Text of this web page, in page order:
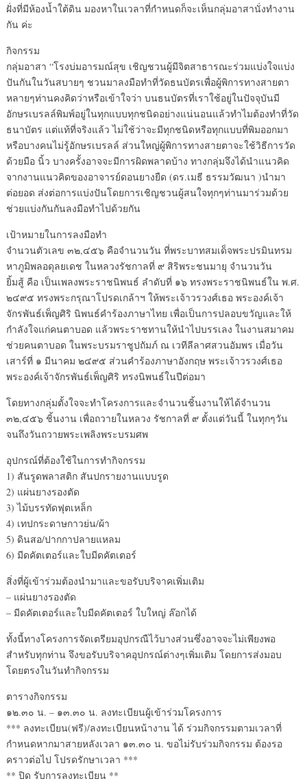
ฝั่งที่มีห้องน้ำใต้ดิน มองหาในเวลาที่กำหนดก็จะเห็นกลุ่มอาสานั่งทำงาน
กัน ค่ะ
กิจกรรม
กลุ่มอาสา “โรงบ่มอารมณ์สุข เชิญชวนผู้มีจิตสาธารณะร่วมแบ่งใจแบ่ง
ปันกันในวันสบายๆ ชวนมาลงมือทำที่วัดธนบัตรเพื่อผู้พิการทางสายตา
หลายๆท่านคงคิดว่าหรือเข้าใจว่า บนธนบัตรที่เราใช้อยู่ในปัจจุบันมี
อักษรเบรลล์พิมพ์อยู่ในทุกแบบทุกชนิดอย่างแน่นอนแล้วทำไมต้องทำที่วัด
ธนาบัตร แต่แท้ที่จริงแล้ว ไม่ใช้ว่าจะมีทุกชนิดหรือทุกแบบที่พิมออกมา
หรือบางคนไม่รู้อักษรเบรลล์ ส่วนใหญ่ผู้พิการทางสายตาจะใช้วิธีการวัด
ด้วยมือ นิ้ว บางครั้งอาจจะมีการผิดพลาดบ้าง ทางกลุ่มจึงได้นำแนวคิด
จากงานแนวคิดของอาจารย์ดอนยางยืด (ดร.เมธี ธรรมวัฒนา )นำมา
ต่อยอด ส่งต่อการแบ่งปันโดยการเชิญชวนผู้สนใจทุกๆท่านมาร่วมด้วย
ช่วยแบ่งกันกันลงมือทำไปด้วยกัน
เป้าหมายในการลงมือทำ
จำนวนตัวเลข ๓๒,๔๕๖ คือจำนวนวัน ที่พระบาทสมเด็จพระปรมินทรม
หาภูมิพลอดุลยเดช ในหลวงรัชกาลที่ ๙ สิริพระชนมายุ จำนวนวัน
ยิ้มสู้ คือ เป็นเพลงพระราชนิพนธ์ ลำดับที่ ๑๖ ทรงพระราชนิพนธ์ใน พ.ศ.
๒๔๙๕ ทรงพระกรุณาโปรดเกล้าฯ ให้พระเจ้าวรวงศ์เธอ พระองค์เจ้า
จักรพันธ์เพ็ญศิริ นิพนธ์คำร้องภาษาไทย เพื่อเป็นการปลอบขวัญและให้
กำลังใจแก่คนตาบอด แล้วพระราชทานให้นำไปบรรเลง ในงานสมาคม
ช่วยคนตาบอด ในพระบรมราชูปถัมภ์ ณ เวทีลีลาศสวนอัมพร เมื่อวัน
เสาร์ที่ ๑ มีนาคม ๒๔๙๕ ส่วนคำร้องภาษาอังกฤษ พระเจ้าวรวงศ์เธอ
พระองค์เจ้าจักรพันธ์เพ็ญศิริ ทรงนิพนธ์ในปีต่อมา
โดยทางกลุ่มตั้งใจจะทำโครงการและจำนวนชิ้นงานให้ได้จำนวน
๓๒,๔๕๖ ชิ้นงาน เพื่อถวายในหลวง รัชกาลที่ ๙ ตั้งแต่วันนี้ ในทุกๆวัน
จนถึงวันถวายพระเพลิงพระบรมศพ
อุปกรณ์ที่ต้องใช้ในการทำกิจกรรม
1) สันรูดพลาสติก สันปกรายงานแบบรูด
2) แผ่นยางรองตัด
3) ไม้บรรทัดฟุตเหล็ก
4) เทปกระดาษกาวย่น/ผ้า
5) ดินสอ/ปากกาปลายแหลม
6) มีดคัตเตอร์และใบมีดคัตเตอร์
สิ่งที่ผู้เข้าร่วมต้องนำมาและขอรับบริจาคเพิ่มเติม
– แผ่นยางรองตัด
– มีดคัตเตอร์และใบมีดคัตเตอร์ ใบใหญ่ ล๊อกได้
ทั้งนี้ทางโครงการจัดเตรียมอุปกรณืไว้บางส่วนซึ่งอาจจะไม่เพียงพอ
สำหรับทุกท่าน จึงขอรับบริจาคอุปกรณ์ต่างๆเพิ่มเติม โดยการส่งมอบ
โดยตรงในวันทำกิจกรรม
ตารางกิจกรรม
๑๒.๓๐ น. – ๑๓.๓๐ น. ลงทะเบียนผู้เข้าร่วมโครงการ
*** ลงทะเบียน(ฟรี)/ลงทะเบียนหน้างาน ได้ ร่วมกิจกรรมตามเวลาที่
กำหนดหากมาสายหลังเวลา ๑๓.๓๐ น. ขอไม่รับร่วมกิจกรรม ต้องรอ
คราวต่อไป โปรดรักษาเวลา ***
** ปิด รับการลงทะเบียน **